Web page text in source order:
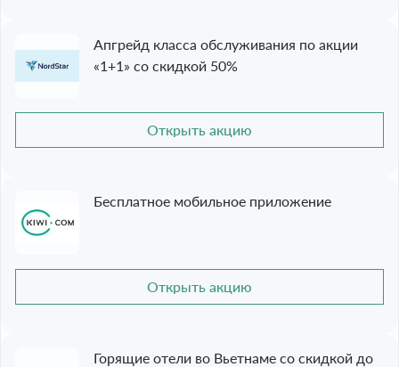
Апгрейд класса обслуживания по акции
«1+1» со скидкой 50%
Открыть акцию
Бесплатное мобильное приложение
Открыть акцию
Горящие отели во Вьетнаме со скидкой до